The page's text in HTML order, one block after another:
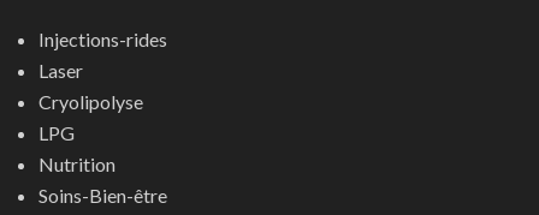
Injections-rides
Laser
Cryolipolyse
LPG
Nutrition
Soins-Bien-être